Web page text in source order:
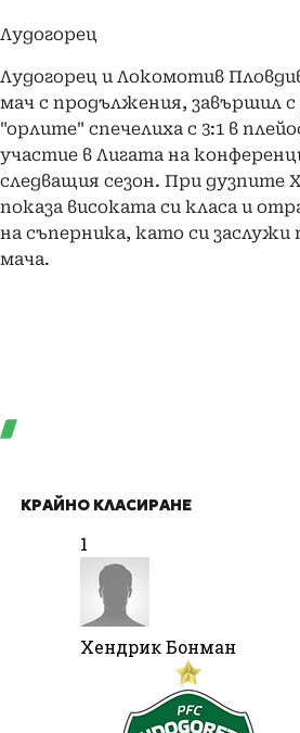
Лудогорец
Лудогорец и Локомотив
мач с продължения, завършил
"орлите" спечелиха с 3:1 в
участие в Лигата на
следващия сезон. При дузпите
показа високата си класа и
на съперника, като си заслужи
мача.
КРАЙНО КЛАСИРАНЕ
1
Хендрик Бонман